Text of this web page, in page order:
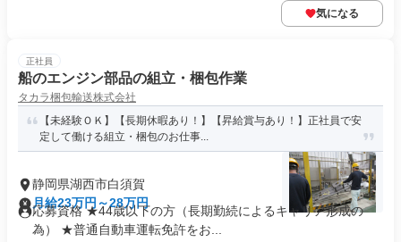
気になる
正社員
船のエンジン部品の組立・梱包作業
タカラ梱包輸送株式会社
【未経験ＯＫ】【長期休暇あり！】【昇給賞与あり！】正社員で安
定して働ける組立・梱包のお仕事...
静岡県湖西市白須賀
月給23万円～28万円
応募資格 ★44歳以下の方（長期勤続によるキャリア形成の
為） ★普通自動車運転免許をお...